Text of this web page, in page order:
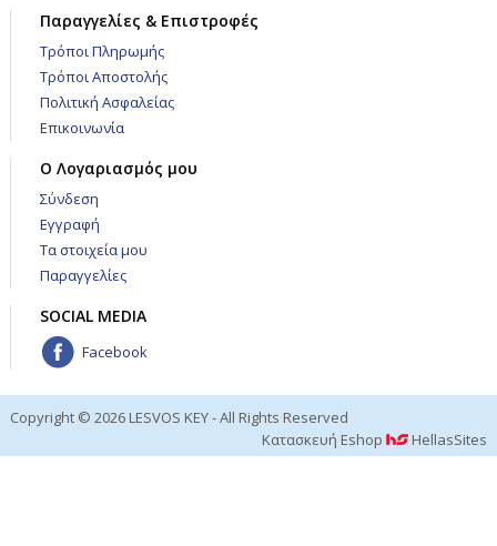
Παραγγελίες & Επιστροφές
Τρόποι Πληρωμής
Τρόποι Αποστολής
Πολιτική Ασφαλείας
Επικοινωνία
Ο Λογαριασμός μου
Σύνδεση
Εγγραφή
Τα στοιχεία μου
Παραγγελίες
SOCIAL MEDIA
Facebook
Copyright © 2026 LESVOS KEY - All Rights Reserved
Κατασκευή Eshop
HellasSites